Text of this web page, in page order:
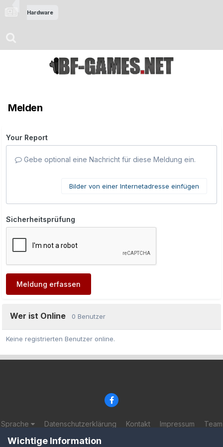
Hardware
Melden
Your Report
Gebe optional eine Nachricht für diese Meldung ein.
Bilder von einer Internetadresse einfügen
Sicherheitsprüfung
Meldung erfassen
Wer ist Online 0 Benutzer
Keine registrierten Benutzer online.
Sprache Datenschutzerklärung Kontakt Impressum Team
© 2002-2025 BF-Games.net
Powered by Invision Community
Wichtige Information